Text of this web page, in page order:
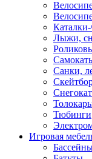
Лыжи,
Санки,
Тюбинги
Игровая